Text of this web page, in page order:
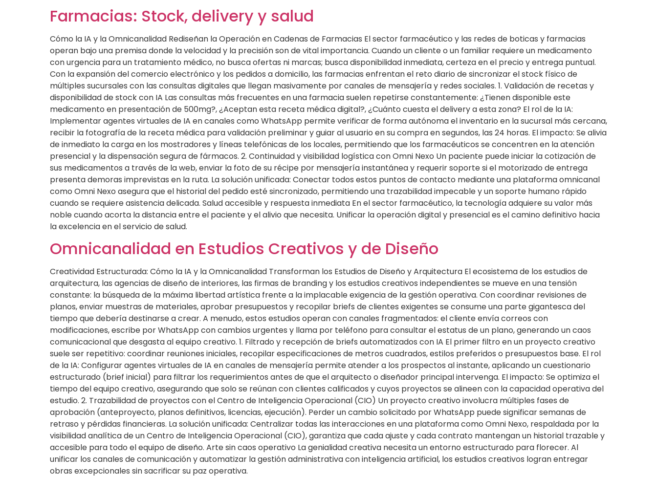
Farmacias: Stock, delivery y salud
Cómo la IA y la Omnicanalidad Rediseñan la Operación en Cadenas de Farmacias El sector farmacéutico y las redes de boticas y farmacias
operan bajo una premisa donde la velocidad y la precisión son de vital importancia. Cuando un cliente o un familiar requiere un medicamento
con urgencia para un tratamiento médico, no busca ofertas ni marcas; busca disponibilidad inmediata, certeza en el precio y entrega puntual.
Con la expansión del comercio electrónico y los pedidos a domicilio, las farmacias enfrentan el reto diario de sincronizar el stock físico de
múltiples sucursales con las consultas digitales que llegan masivamente por canales de mensajería y redes sociales. 1. Validación de recetas y
disponibilidad de stock con IA Las consultas más frecuentes en una farmacia suelen repetirse constantemente: ¿Tienen disponible este
medicamento en presentación de 500mg?, ¿Aceptan esta receta médica digital?, ¿Cuánto cuesta el delivery a esta zona? El rol de la IA:
Implementar agentes virtuales de IA en canales como WhatsApp permite verificar de forma autónoma el inventario en la sucursal más cercana,
recibir la fotografía de la receta médica para validación preliminar y guiar al usuario en su compra en segundos, las 24 horas. El impacto: Se alivia
de inmediato la carga en los mostradores y líneas telefónicas de los locales, permitiendo que los farmacéuticos se concentren en la atención
presencial y la dispensación segura de fármacos. 2. Continuidad y visibilidad logística con Omni Nexo Un paciente puede iniciar la cotización de
sus medicamentos a través de la web, enviar la foto de su récipe por mensajería instantánea y requerir soporte si el motorizado de entrega
presenta demoras imprevistas en la ruta. La solución unificada: Conectar todos estos puntos de contacto mediante una plataforma omnicanal
como Omni Nexo asegura que el historial del pedido esté sincronizado, permitiendo una trazabilidad impecable y un soporte humano rápido
cuando se requiere asistencia delicada. Salud accesible y respuesta inmediata En el sector farmacéutico, la tecnología adquiere su valor más
noble cuando acorta la distancia entre el paciente y el alivio que necesita. Unificar la operación digital y presencial es el camino definitivo hacia
la excelencia en el servicio de salud.
Omnicanalidad en Estudios Creativos y de Diseño
Creatividad Estructurada: Cómo la IA y la Omnicanalidad Transforman los Estudios de Diseño y Arquitectura El ecosistema de los estudios de
arquitectura, las agencias de diseño de interiores, las firmas de branding y los estudios creativos independientes se mueve en una tensión
constante: la búsqueda de la máxima libertad artística frente a la implacable exigencia de la gestión operativa. Con coordinar revisiones de
planos, enviar muestras de materiales, aprobar presupuestos y recopilar briefs de clientes exigentes se consume una parte gigantesca del
tiempo que debería destinarse a crear. A menudo, estos estudios operan con canales fragmentados: el cliente envía correos con
modificaciones, escribe por WhatsApp con cambios urgentes y llama por teléfono para consultar el estatus de un plano, generando un caos
comunicacional que desgasta al equipo creativo. 1. Filtrado y recepción de briefs automatizados con IA El primer filtro en un proyecto creativo
suele ser repetitivo: coordinar reuniones iniciales, recopilar especificaciones de metros cuadrados, estilos preferidos o presupuestos base. El rol
de la IA: Configurar agentes virtuales de IA en canales de mensajería permite atender a los prospectos al instante, aplicando un cuestionario
estructurado (brief inicial) para filtrar los requerimientos antes de que el arquitecto o diseñador principal intervenga. El impacto: Se optimiza el
tiempo del equipo creativo, asegurando que solo se reúnan con clientes calificados y cuyos proyectos se alineen con la capacidad operativa del
estudio. 2. Trazabilidad de proyectos con el Centro de Inteligencia Operacional (CIO) Un proyecto creativo involucra múltiples fases de
aprobación (anteproyecto, planos definitivos, licencias, ejecución). Perder un cambio solicitado por WhatsApp puede significar semanas de
retraso y pérdidas financieras. La solución unificada: Centralizar todas las interacciones en una plataforma como Omni Nexo, respaldada por la
visibilidad analítica de un Centro de Inteligencia Operacional (CIO), garantiza que cada ajuste y cada contrato mantengan un historial trazable y
accesible para todo el equipo de diseño. Arte sin caos operativo La genialidad creativa necesita un entorno estructurado para florecer. Al
unificar los canales de comunicación y automatizar la gestión administrativa con inteligencia artificial, los estudios creativos logran entregar
obras excepcionales sin sacrificar su paz operativa.